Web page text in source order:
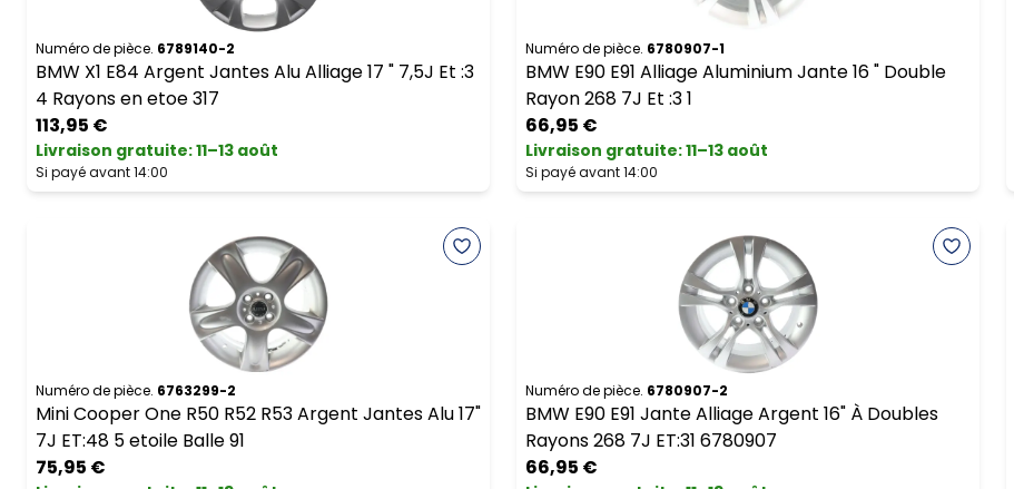
Numéro de pièce. 6789140-2
BMW X1 E84 Argent Jantes Alu Alliage 17 " 7,5J Et :3
4 Rayons en etoe 317
113,95 €
Livraison gratuite:11–13 août
Si payé avant 14:00
Numéro de pièce. 6780907-1
BMW E90 E91 Alliage Aluminium Jante 16 " Double
Rayon 268 7J Et :3 1
66,95 €
Livraison gratuite:11–13 août
Si payé avant 14:00
Numéro de pièce. 6763299-2
Mini Cooper One R50 R52 R53 Argent Jantes Alu 17"
7J ET:48 5 etoile Balle 91
75,95 €
Numéro de pièce. 6780907-2
BMW E90 E91 Jante Alliage Argent 16" À Doubles
Rayons 268 7J ET:31 6780907
66,95 €